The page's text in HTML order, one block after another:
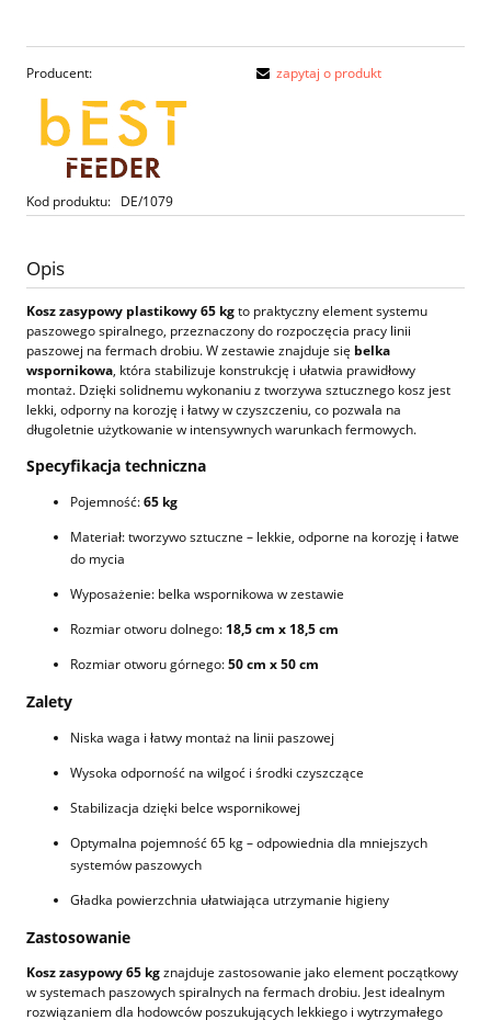
Producent:
Kod produktu: DE/1079
zapytaj o produkt
Opis
Kosz zasypowy plastikowy 65 kgto praktyczny element systemu
paszowego spiralnego, przeznaczony do rozpoczęcia pracy linii
paszowej na fermach drobiu. W zestawie znajduje się belka
wspornikowa, która stabilizuje konstrukcję i ułatwia prawidłowy
montaż. Dzięki solidnemu wykonaniu z tworzywa sztucznego kosz jest
lekki, odporny na korozję i łatwy w czyszczeniu, co pozwala na
długoletnie użytkowanie w intensywnych warunkach fermowych.
Specyfikacja techniczna
Pojemność:65 kg
Materiał: tworzywo sztuczne – lekkie, odporne na korozję i łatwe
do mycia
Wyposażenie: belka wspornikowa w zestawie
Rozmiar otworu dolnego: 18,5 cm x 18,5 cm
Rozmiar otworu górnego:50 cm x 50 cm
Zalety
Niska waga i łatwy montaż na linii paszowej
Wysoka odporność na wilgoć i środki czyszczące
Stabilizacja dzięki belce wspornikowej
Optymalna pojemność 65 kg – odpowiednia dla mniejszych
systemów paszowych
Gładka powierzchnia ułatwiająca utrzymanie higieny
Zastosowanie
Kosz zasypowy 65 kgznajduje zastosowanie jako element początkowy
w systemach paszowych spiralnych na fermach drobiu. Jest idealnym
rozwiązaniem dla hodowców poszukujących lekkiego i wytrzymałego